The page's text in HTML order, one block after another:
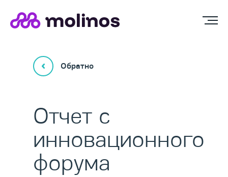
Обратно
Отчет с
инновационного
форума